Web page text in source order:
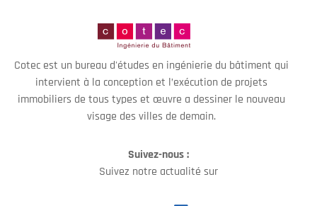
Cotec est un bureau d'études en ingénierie du bâtiment qui
intervient à la conception et l’exécution de projets
immobiliers de tous types et œuvre a dessiner le nouveau
visage des villes de demain.
Suivez-nous :
Suivez notre actualité sur